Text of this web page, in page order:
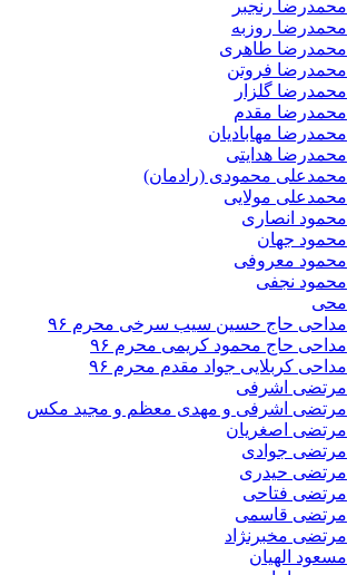
محمدرضا رنجبر
محمدرضا روزبه
محمدرضا طاهری
محمدرضا فروتن
محمدرضا گلزار
محمدرضا مقدم
محمدرضا مهابادیان
محمدرضا هدایتی
محمدعلی محمودی (رادمان)
محمدعلی مولایی
محمود انصاری
محمود جهان
محمود معروفی
محمود نجفی
محی
مداحی حاج حسین سیب سرخی محرم ۹۶
مداحی حاج محمود کریمی محرم ۹۶
مداحی کربلایی جواد مقدم محرم ۹۶
مرتضی اشرفی
مرتضی اشرفی و مهدی معظم و مجید مکس
مرتضی اصغریان
مرتضی جوادی
مرتضی حیدری
مرتضی فتاحی
مرتضی قاسمی
مرتضی مخبرنژاد
مسعود الهیان